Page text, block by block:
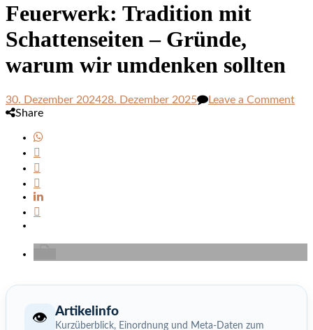
Feuerwerk: Tradition mit
Schattenseiten – Gründe,
warum wir umdenken sollten
30. Dezember 202428. Dezember 2025 Leave a Commenton
Share
👁️ Artikelinfo
Kurzüberblick, Einordnung und Meta-Daten zum